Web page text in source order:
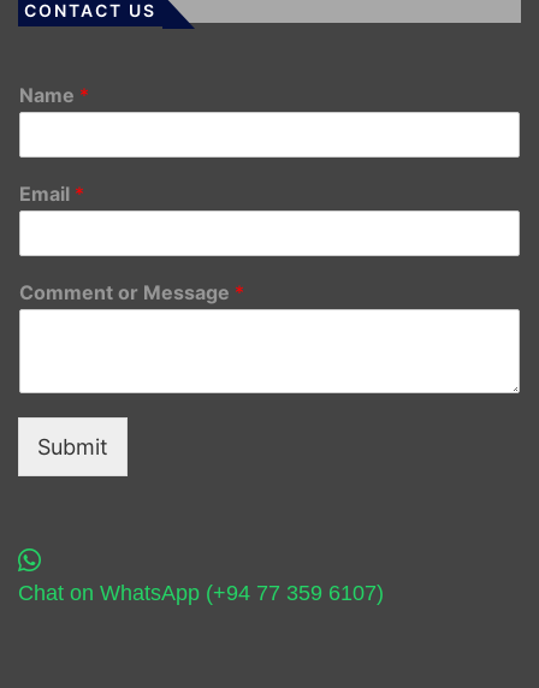
CONTACT US
Name *
Email *
Comment or Message *
Submit
Chat on WhatsApp (+94 77 359 6107)